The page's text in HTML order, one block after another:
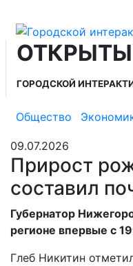
ГОРОДСКОЙ
Общество
09.07.2026
Прирост
составил
Губернатор
регионе впервые с
Глеб Никитин